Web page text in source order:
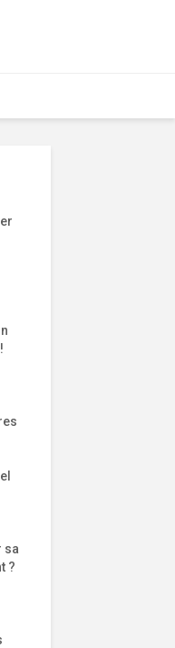
sa
?